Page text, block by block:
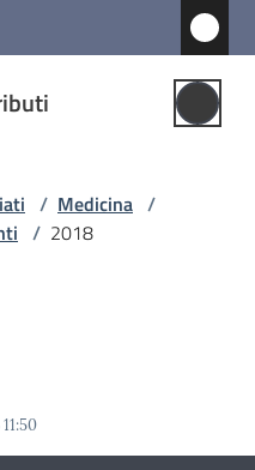
/ Medicina /
/ 2018